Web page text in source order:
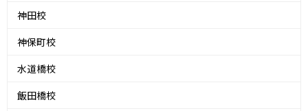
神田校
神保町校
水道橋校
飯田橋校